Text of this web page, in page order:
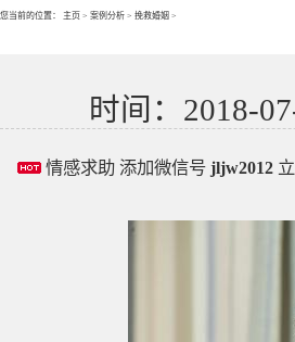
您当前的位置： 主页 > 案例分析 > 挽救婚姻 >
时间：2018-
情感求助 添加微信号 jljw2012